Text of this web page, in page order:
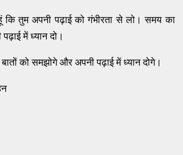
तुम अपनी पढ़ाई को गंभीरता से लो। समय का
में ध्यान दो।
को समझोगे और अपनी पढ़ाई में ध्यान दोगे।